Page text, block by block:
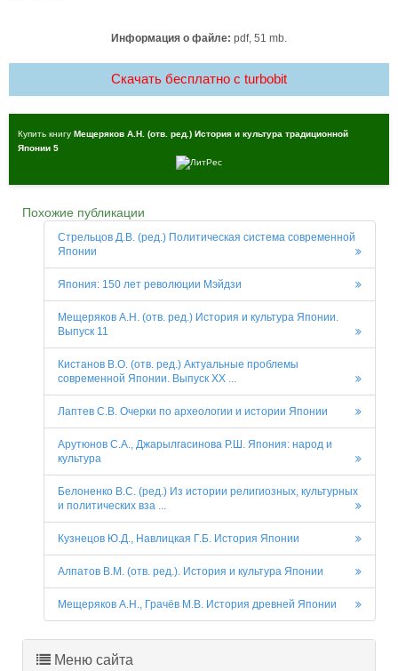
Информация о файле: pdf, 51 mb.
Скачать бесплатно c turbobit
Купить книгу Мещеряков А.Н. (отв. ред.) История и культура традиционной
Японии 5
Похожие публикации
Стрельцов Д.В. (ред.) Политическая система современной
Японии
Япония: 150 лет революции Мэйдзи
Мещеряков А.Н. (отв. ред.) История и культура Японии.
Выпуск 11
Кистанов В.О. (отв. ред.) Актуальные проблемы
современной Японии. Выпуск XX ...
Лаптев С.В. Очерки по археологии и истории Японии
Арутюнов С.А., Джарылгасинова Р.Ш. Япония: народ и
культура
Белоненко В.С. (ред.) Из истории религиозных, культурных
и политических вза ...
Кузнецов Ю.Д., Навлицкая Г.Б. История Японии
Алпатов В.М. (отв. ред.). История и культура Японии
Мещеряков А.Н., Грачёв М.В. История древней Японии
Меню сайта